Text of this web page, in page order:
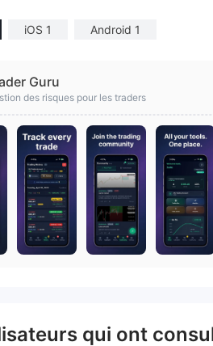
iOS 1 Android 1
Guru
des risques pour les traders
qui ont